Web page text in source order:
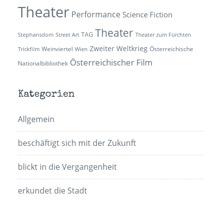
Theater Performance Science Fiction
Stephansdom Street Art TAG Theater Theater zum Fürchten
Trickfilm Weinviertel Wien Zweiter Weltkrieg Österreichische
Nationalbibliothek Österreichischer Film
Kategorien
Allgemein
beschäftigt sich mit der Zukunft
blickt in die Vergangenheit
erkundet die Stadt